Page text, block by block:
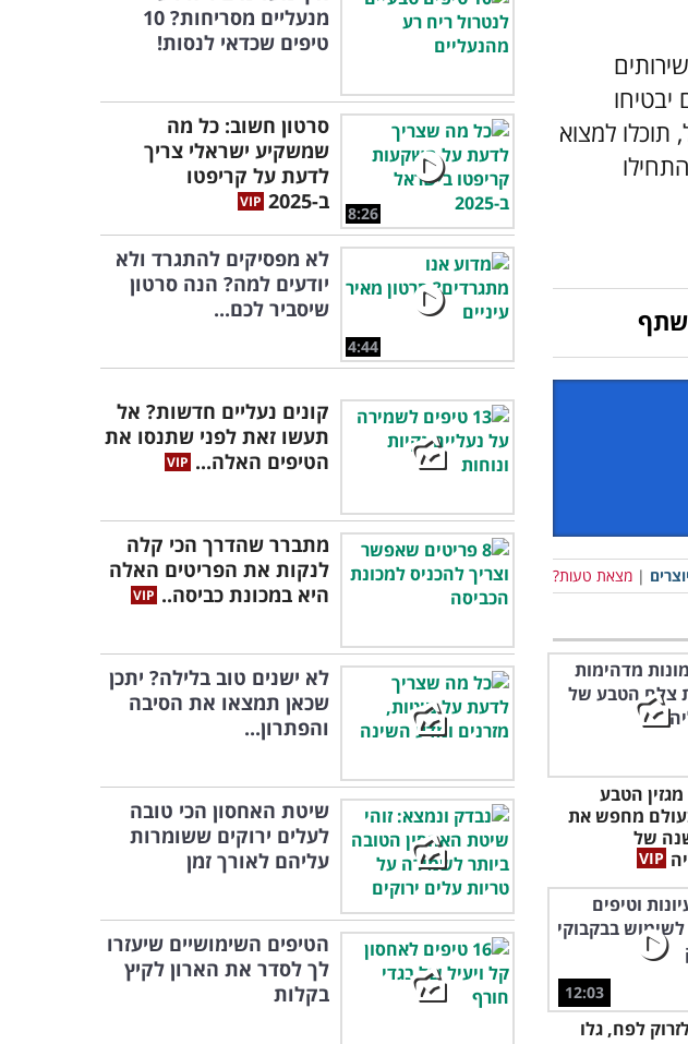
למצוא
שתף
| מצאת טעות?
הטבע
מחפש את
של
12:03
לפח, גלו
מנעליים מסריחות? 10
טיפים שכדאי לנסות!
8:26
סרטון חשוב: כל מה
שמשקיע ישראלי צריך
לדעת על קריפטו
ב-2025
4:44
לא מפסיקים להתגרד ולא
יודעים למה? הנה סרטון
שיסביר לכם...
קונים נעליים חדשות? אל
תעשו זאת לפני שתנסו את
הטיפים האלה...
מתברר שהדרך הכי קלה
לנקות את הפריטים האלה
היא במכונת כביסה..
לא ישנים טוב בלילה? יתכן
שכאן תמצאו את הסיבה
והפתרון...
שיטת האחסון הכי טובה
לעלים ירוקים ששומרות
עליהם לאורך זמן
הטיפים השימושיים שיעזרו
לך לסדר את הארון לקיץ
בקלות